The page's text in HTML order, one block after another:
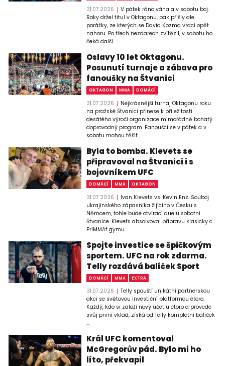
31.07.2026
V pátek ráno váha a v sobotu boj.
Roky držel titul v Oktagonu, pak přišly ale
porážky, ze kterých se David Kozma vrací opět
nahoru. Po třech nezdarech zvítězil, v sobotu ho
čeká další ...
Oslavy 10 let Oktagonu.
Posunutí turnaje a zábava pro
fanoušky na Štvanici
OKTAGON MMA DOMÁCÍ
31.07.2026
Nejkrásnější turnaj Oktagonu roku
na pražské Štvanici přinese k příležitosti
desátého výročí organizace mimořádně bohatý
doprovodný program. Fanoušci se v pátek a v
sobotu mohou těšit ...
Byla to bomba. Klevets se
připravoval na Štvanici i s
bojovníkem UFC
DOMÁCÍ MMA OKTAGON
31.07.2026
Ivan Klevets vs. Kevin Enz. Souboj
ukrajinského zápasníka žijícího v Česku s
Němcem, tohle bude otvírací duelu sobotní
Štvanice. Klevets absolvoval přípravu klasicky c
PriMMAt gymu ...
Spojte investice se špičkovým
sportem. UFC na rok zdarma.
Telly rozdává balíček Sport
DOMÁCÍ MMA EXTRA
31.07.2026
Telly spouští unikátní partnerskou
akci se světovou investiční platformou etoro.
Každý, kdo si založí nový účet u etoro a provede
svůj první vklad, získá od Telly kompletní balíček
...
Král UFC komentoval
McGregorův pád. Bylo mi ho
líto, překvapil